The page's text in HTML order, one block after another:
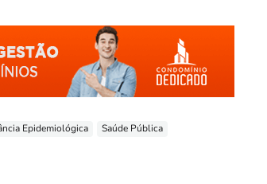
Epidemiológica Saúde Pública